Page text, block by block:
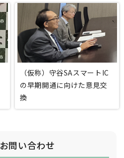
（仮称）守谷SAスマートIC
の早期開通に向けた意見交
換
お問い合わせ